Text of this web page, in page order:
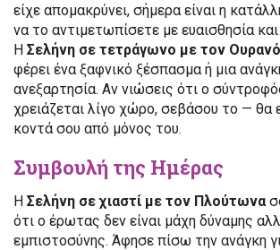
είχε απομακρύνει, σήμερα είναι η
να το αντιμετωπίσετε με ευαισθησία
Η Σελήνη σε τετράγωνο με τον Ουρανό
φέρει ένα ξαφνικό ξέσπασμα ή μια
ανεξαρτησία. Αν νιώσεις ότι ο
χρειάζεται λίγο χώρο, σεβάσου το — θα
κοντά σου από μόνος του.
Συμβουλή της Ημέρας
Η Σελήνη σε χιαστί με τον Πλούτωνα
ότι ο έρωτας δεν είναι μάχη δύναμης
εμπιστοσύνης. Άφησε πίσω την ανάγκη